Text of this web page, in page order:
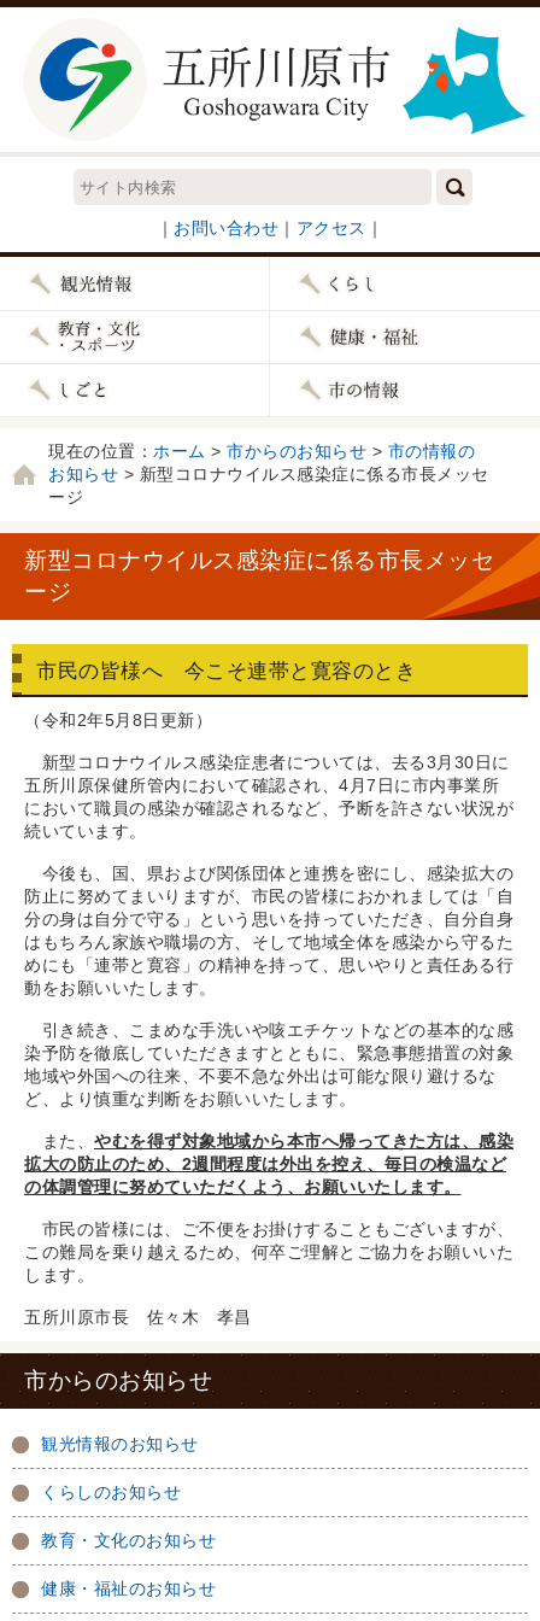
｜ お問い合わせ ｜ アクセス ｜
現在の位置： ホーム > 市からのお知らせ > 市の情報の
お知らせ > 新型コロナウイルス感染症に係る市長メッセ
ージ
新型コロナウイルス感染症に係る市長メッセ
ージ
市民の皆様へ 今こそ連帯と寛容のとき
（令和2年5月8日更新）
新型コロナウイルス感染症患者については、去る3月30日に
五所川原保健所管内において確認され、4月7日に市内事業所
において職員の感染が確認されるなど、予断を許さない状況が
続いています。
今後も、国、県および関係団体と連携を密にし、感染拡大の
防止に努めてまいりますが、市民の皆様におかれましては「自
分の身は自分で守る」という思いを持っていただき、自分自身
はもちろん家族や職場の方、そして地域全体を感染から守るた
めにも「連帯と寛容」の精神を持って、思いやりと責任ある行
動をお願いいたします。
引き続き、こまめな手洗いや咳エチケットなどの基本的な感
染予防を徹底していただきますとともに、緊急事態措置の対象
地域や外国への往来、不要不急な外出は可能な限り避けるな
ど、より慎重な判断をお願いいたします。
また、 やむを得ず対象地域から本市へ帰ってきた方は、感染
拡大の防止のため、2週間程度は外出を控え、毎日の検温など
の体調管理に努めていただくよう、お願いいたします。
市民の皆様には、ご不便をお掛けすることもございますが、
この難局を乗り越えるため、何卒ご理解とご協力をお願いいた
します。
五所川原市長 佐々木 孝昌
市からのお知らせ
観光情報のお知らせ
くらしのお知らせ
教育・文化のお知らせ
健康・福祉のお知らせ